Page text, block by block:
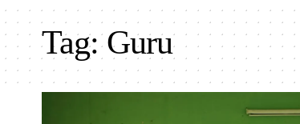
Tag:Guru